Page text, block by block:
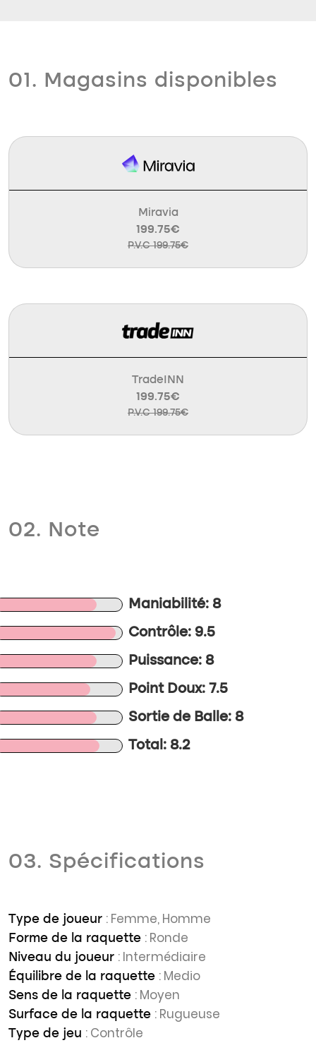
01. Magasins disponibles
Miravia
199.75€
P.V.C 199.75€
TradeINN
199.75€
P.V.C 199.75€
02. Note
Maniabilité: 8
Contrôle: 9.5
Puissance: 8
Point Doux: 7.5
Sortie de Balle: 8
Total: 8.2
03. Spécifications
Type de joueur : Femme, Homme
Forme de la raquette : Ronde
Niveau du joueur : Intermédiaire
Équilibre de la raquette : Medio
Sens de la raquette : Moyen
Surface de la raquette : Rugueuse
Type de jeu : Contrôle